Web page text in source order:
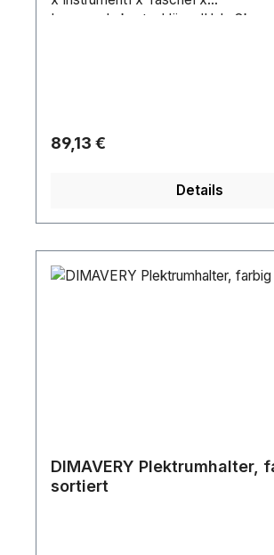
Regulärer Preis:
89,13 €
Details
DIMAVERY Plektrumhalter,
sortiert